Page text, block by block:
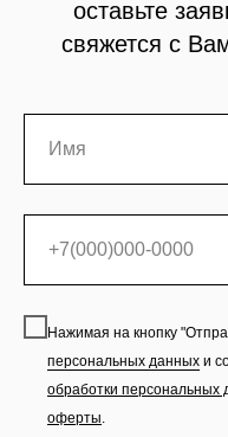
оставьте
свяжется с
Нажимая на кнопку
персональных данных и
обработки персональных
оферты.